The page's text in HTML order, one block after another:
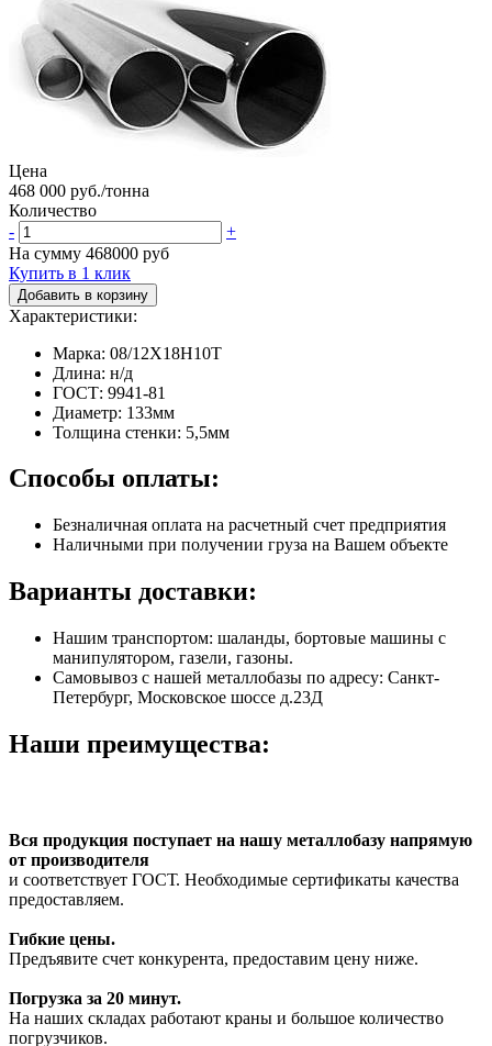
Цена
468 000 руб./тонна
Количество
-
+
На сумму 468000 руб
Купить в 1 клик
Добавить в корзину
Характеристики:
Марка: 08/12Х18Н10Т
Длина: н/д
ГОСТ: 9941-81
Диаметр: 133мм
Толщина стенки: 5,5мм
Способы оплаты:
Безналичная оплата на расчетный счет предприятия
Наличными при получении груза на Вашем объекте
Варианты доставки:
Нашим транспортом: шаланды, бортовые машины с
манипулятором, газели, газоны.
Самовывоз с нашей металлобазы по адресу: Санкт-
Петербург, Московское шоссе д.23Д
Наши преимущества:
Вся продукция поступает на нашу металлобазу напрямую
от производителя
и соответствует ГОСТ. Необходимые сертификаты качества
предоставляем.
Гибкие цены.
Предъявите счет конкурента, предоставим цену ниже.
Погрузка за 20 минут.
На наших складах работают краны и большое количество
погрузчиков.